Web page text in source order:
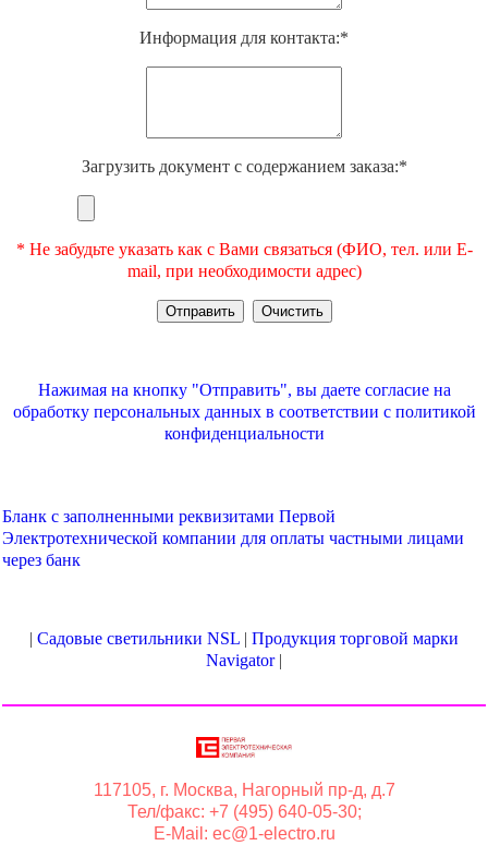
Информация для контакта:*
Загрузить документ с содержанием заказа:*
* Не забудьте указать как с Вами связаться (ФИО, тел. или E-
mail, при необходимости адрес)
Нажимая на кнопку "Отправить", вы даете согласие на
обработку персональных данных в соответствии с политикой
конфиденциальности
Бланк с заполненными реквизитами Первой
Электротехнической компании для оплаты частными лицами
через банк
| Садовые светильники NSL | Продукция торговой марки
Navigator|
117105, г. Москва, Нагорный пр-д, д.7
Тел/факс: +7 (495) 640-05-30;
E-Mail: ec@1-electro.ru